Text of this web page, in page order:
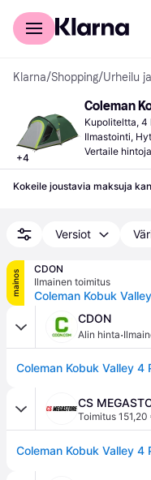
Kuluttajille
Klarna/Shopping/Urheilu
+4
Coleman
Kupoliteltta,
Ilmastointi,
Vertaile
Kokeile joustavia maksuja
Versiot
mainos
CDON
Ilmainen toimitus
CDON
Alin hinta·
CS
Toimitus 151,20